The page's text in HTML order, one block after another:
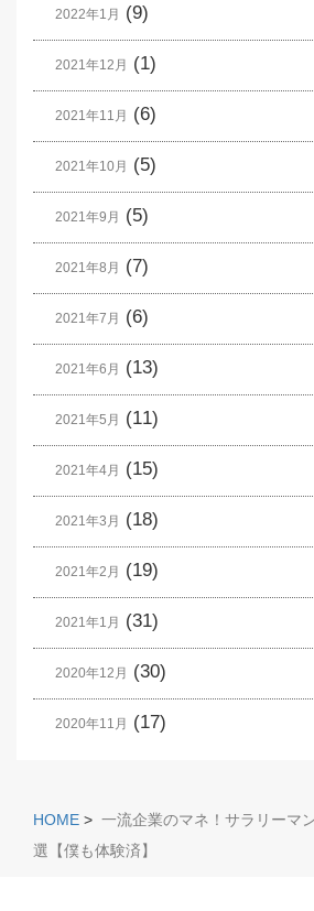
2022年1月 (9)
2021年12月 (1)
2021年11月 (6)
2021年10月 (5)
2021年9月 (5)
2021年8月 (7)
2021年7月 (6)
2021年6月 (13)
2021年5月 (11)
2021年4月 (15)
2021年3月 (18)
2021年2月 (19)
2021年1月 (31)
2020年12月 (30)
2020年11月 (17)
HOME > 一流企業のマネ！サラリーマ
選【僕も体験済】